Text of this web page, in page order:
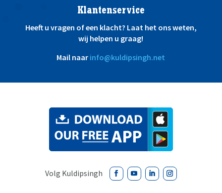
Klantenservice
Heeft u vragen of een klacht? Laat het ons weten,
wij helpen u graag!
Mail naar info@kuldipsingh.net